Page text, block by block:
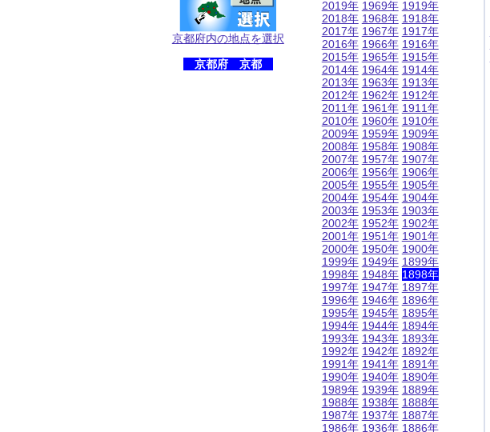
京都府内の地点を選択
京都府 京都
2019年
2018年
2017年
2016年
2015年
2014年
2013年
2012年
2011年
2010年
2009年
2008年
2007年
2006年
2005年
2004年
2003年
2002年
2001年
2000年
1999年
1998年
1997年
1996年
1995年
1994年
1993年
1992年
1991年
1990年
1989年
1988年
1987年
1986年
1969年
1968年
1967年
1966年
1965年
1964年
1963年
1962年
1961年
1960年
1959年
1958年
1957年
1956年
1955年
1954年
1953年
1952年
1951年
1950年
1949年
1948年
1947年
1946年
1945年
1944年
1943年
1942年
1941年
1940年
1939年
1938年
1937年
1936年
1919年
1918年
1917年
1916年
1915年
1914年
1913年
1912年
1911年
1910年
1909年
1908年
1907年
1906年
1905年
1904年
1903年
1902年
1901年
1900年
1899年
1898年
1897年
1896年
1895年
1894年
1893年
1892年
1891年
1890年
1889年
1888年
1887年
1886年